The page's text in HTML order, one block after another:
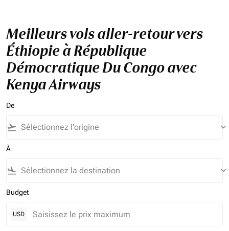
Meilleurs vols aller-retour vers
Éthiopie à République
Démocratique Du Congo avec
Kenya Airways
De
flight_takeoff keyboard_arrow_down
À
flight_land keyboard_arrow_down
Budget
USD